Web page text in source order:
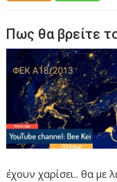
Πως θα βρείτε
έχουν χαρίσει.. θα με